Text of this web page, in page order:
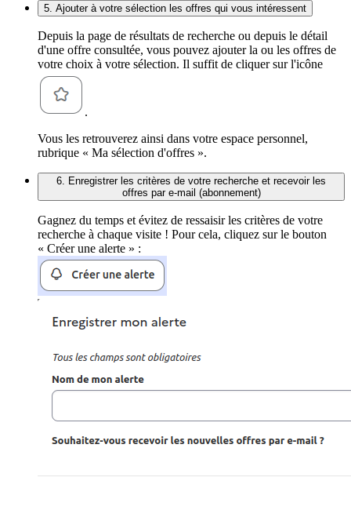
5. Ajouter à votre sélection les offres qui vous intéressent
Depuis la page de résultats de recherche ou depuis le détail
d'une offre consultée, vous pouvez ajouter la ou les offres de
votre choix à votre sélection. Il suffit de cliquer sur l'icône
.
Vous les retrouverez ainsi dans votre espace personnel,
rubrique « Ma sélection d'offres ».
6. Enregistrer les critères de votre recherche et recevoir les
offres par e-mail (abonnement)
Gagnez du temps et évitez de ressaisir les critères de votre
recherche à chaque visite ! Pour cela, cliquez sur le bouton
« Créer une alerte » :